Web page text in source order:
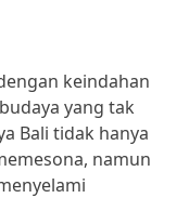
keindahan
yang tak
Bali tidak hanya
namun